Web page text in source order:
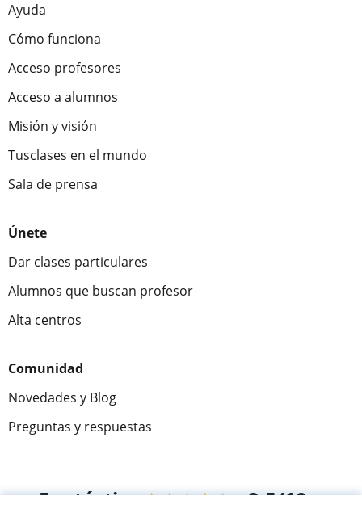
Ayuda
Cómo funciona
Acceso profesores
Acceso a alumnos
Misión y visión
Tusclases en el mundo
Sala de prensa
Únete
Dar clases particulares
Alumnos que buscan profesor
Alta centros
Comunidad
Novedades y Blog
Preguntas y respuestas
Fantástica★★★★★ 9,5/10